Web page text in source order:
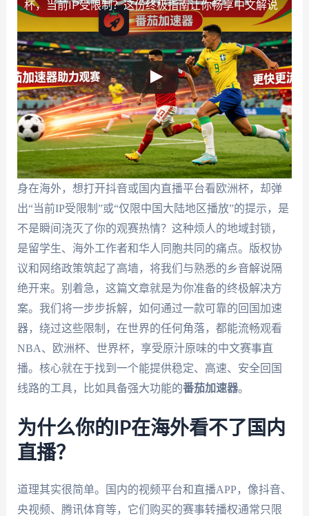
杯，当前IP受限制？这份终极指南让你畅享中文解说
身在海外，想打开抖音或国内直播平台看欧洲杯，却弹
出“当前IP受限制”或“仅限中国大陆地区播放”的提示，是
不是瞬间浇灭了你的观赛热情？这种烦人的地域封锁，
是留学生、海外工作者和华人同胞共同的痛点。版权协
议和网络政策筑起了高墙，将我们与熟悉的乡音解说隔
绝开来。别着急，这篇文章就是为你准备的终极解决方
案。我们将一步步拆解，如何通过一款可靠的回国加速
器，绕过这些限制，在世界的任何角落，都能流畅观看
NBA、欧洲杯、世界杯，享受原汁原味的中文赛事直
播。核心就在于找到一个能提供稳定、高速、安全回国
线路的工具，比如具备强大功能的番茄加速器。
为什么你的IP在海外看不了国内
直播？
道理其实很简单。国内的视频平台和直播APP，像抖音、
央视频、腾讯体育等，它们购买的赛事转播权通常只限